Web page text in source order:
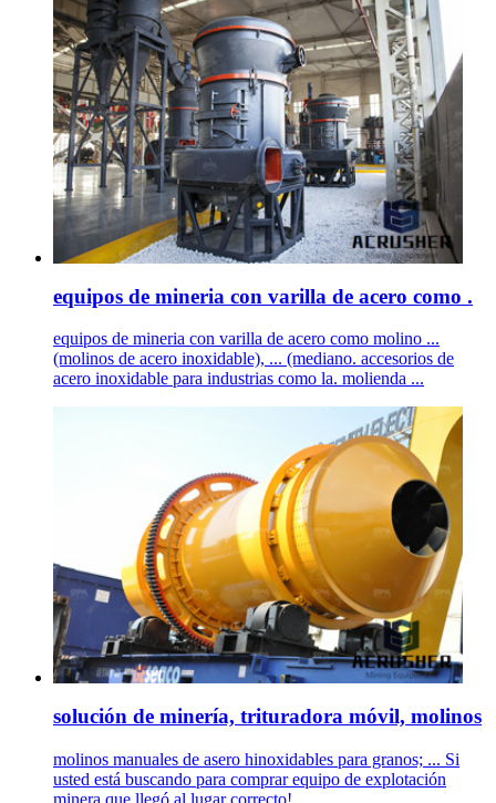
equipos de mineria con varilla de acero como .
equipos de mineria con varilla de acero como molino ...
(molinos de acero inoxidable), ... (mediano. accesorios de
acero inoxidable para industrias como la. molienda ...
solución de minería, trituradora móvil, molinos
molinos manuales de asero hinoxidables para granos; ... Si
usted está buscando para comprar equipo de explotación
minera que llegó al lugar correcto!